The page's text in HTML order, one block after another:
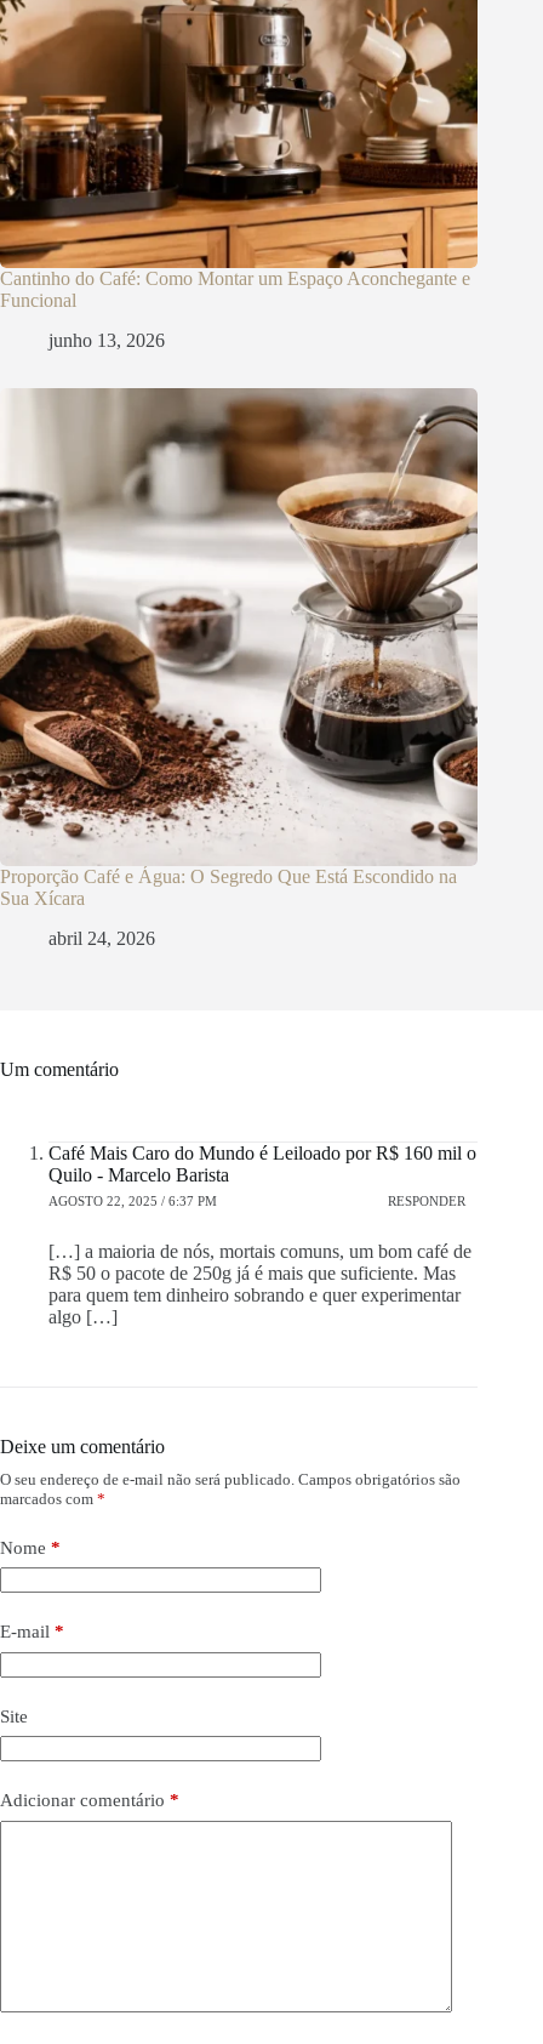
Cantinho do Café: Como Montar um Espaço Aconchegante e
Funcional
junho 13, 2026
Proporção Café e Água: O Segredo Que Está Escondido na
Sua Xícara
abril 24, 2026
Um comentário
Café Mais Caro do Mundo é Leiloado por R$ 160 mil o
Quilo - Marcelo Barista
AGOSTO 22, 2025 / 6:37 PM RESPONDER
[…] a maioria de nós, mortais comuns, um bom café de
R$ 50 o pacote de 250g já é mais que suficiente. Mas
para quem tem dinheiro sobrando e quer experimentar
algo […]
Deixe um comentário
O seu endereço de e-mail não será publicado. Campos obrigatórios são
marcados com *
Nome *
E-mail *
Site
Adicionar comentário *